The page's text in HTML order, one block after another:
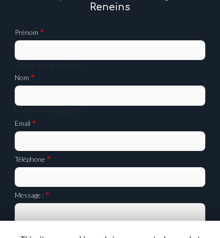
Reneins
Prénom
Il reste 44
caractère(s)
Nom
Il reste 44
caractère(s)
Email
Téléphone
Message :